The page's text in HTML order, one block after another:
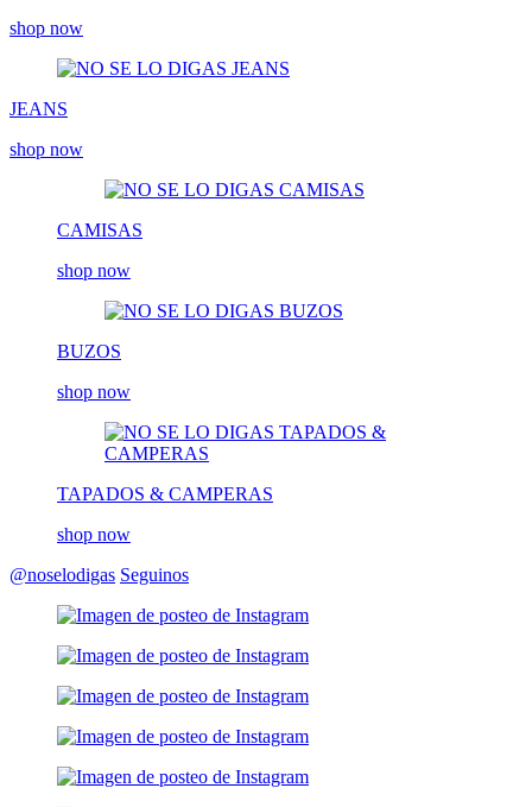
shop now
JEANS
shop now
CAMISAS
shop now
BUZOS
shop now
TAPADOS & CAMPERAS
shop now
@noselodigas Seguinos